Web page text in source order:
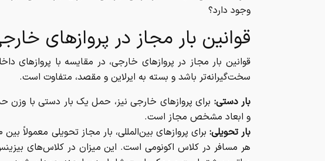
وجود دارد؟
قوانین بار مجاز در پروازهای
قوانین بار مجاز در پروازهای خارجی، در مقایسه با پروازهای
سخت‌گیرانه‌تر باشد و بسته به ایرلاین و مقصد، متفاوت است.
بار دستی:
و ابعاد مشخص مجاز است.
بار تحویلی:
هر مسافر در کلاس اکونومی است. این میزان در کلاس‌های